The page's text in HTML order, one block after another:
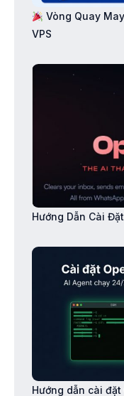
Vòng Quay
VPS
Hướng Dẫn Cài
Hướng dẫn cài